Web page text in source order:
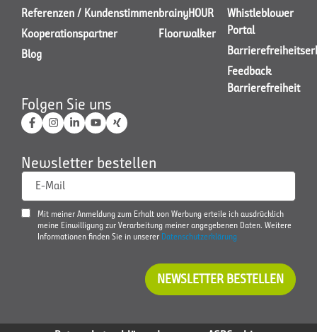
Referenzen / Kundenstimmen
Kooperationspartner
Blog
brainyHOUR
Floorwalker
Whistleblower
Portal
Feedback
Barrierefreiheit
Folgen Sie uns
Newsletter bestellen
E-Mail
Mit meiner Anmeldung zum Erhalt von Werbung erteile ich ausdrücklich
meine Einwilligung zur Verarbeitung meiner angegebenen Daten. Weitere
Informationen finden Sie in unserer Datenschutzerklärung
NEWSLETTER BESTELLEN